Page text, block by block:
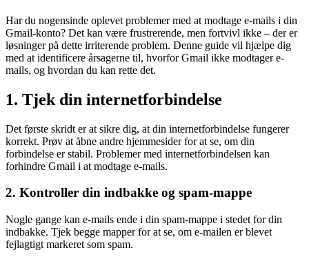
Har du nogensinde oplevet problemer med at modtage e-mails i din
Gmail-konto? Det kan være frustrerende, men fortvivl ikke – der er
løsninger på dette irriterende problem. Denne guide vil hjælpe dig
med at identificere årsagerne til, hvorfor Gmail ikke modtager e-
mails, og hvordan du kan rette det.
1. Tjek din internetforbindelse
Det første skridt er at sikre dig, at din internetforbindelse fungerer
korrekt. Prøv at åbne andre hjemmesider for at se, om din
forbindelse er stabil. Problemer med internetforbindelsen kan
forhindre Gmail i at modtage e-mails.
2. Kontroller din indbakke og spam-mappe
Nogle gange kan e-mails ende i din spam-mappe i stedet for din
indbakke. Tjek begge mapper for at se, om e-mailen er blevet
fejlagtigt markeret som spam.